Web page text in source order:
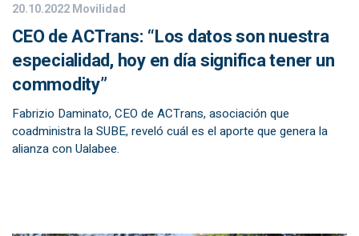
20.10.2022Movilidad
CEO de ACTrans: “Los datos son nuestra
especialidad, hoy en día significa tener un
commodity”
Fabrizio Daminato, CEO de ACTrans, asociación que
coadministra la SUBE, reveló cuál es el aporte que genera la
alianza con Ualabee.